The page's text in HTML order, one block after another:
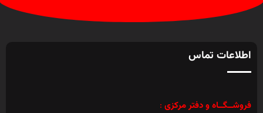
اطلاعات تماس
فروشــگــاه و دفتر مرکزی :